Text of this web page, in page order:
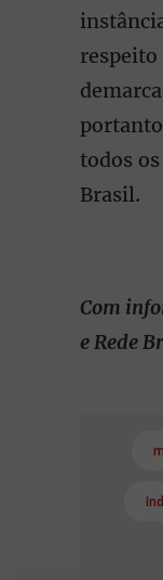
respeito
todos
Brasil.
Com
e Rede